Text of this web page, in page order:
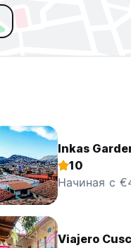
Inkas
10
Начиная с
Viajero